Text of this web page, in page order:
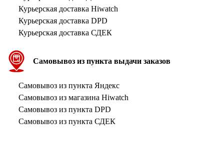
Курьерская доставка Hiwatch
Курьерская доставка DPD
Курьерская доставка СДЕК
Самовывоз из пункта выдачи заказов
Самовывоз из пункта Яндекс
Самовывоз из магазина Hiwatch
Самовывоз из пункта DPD
Самовывоз из пункта СДЕК